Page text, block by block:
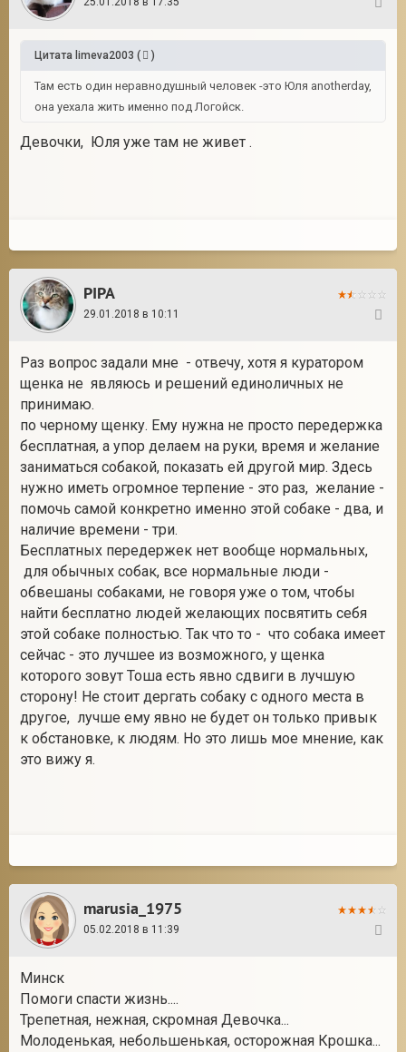
Цитата limeva2003 ( )
Там есть один неравнодушный человек -это Юля anotherday,
она уехала жить именно под Логойск.
Девочки, Юля уже там не живет .
PIPA
29.01.2018 в 10:11
Раз вопрос задали мне - отвечу, хотя я куратором
щенка не являюсь и решений единоличных не
принимаю.
по черному щенку. Ему нужна не просто передержка
бесплатная, а упор делаем на руки, время и желание
заниматься собакой, показать ей другой мир. Здесь
нужно иметь огромное терпение - это раз, желание -
помочь самой конкретно именно этой собаке - два, и
наличие времени - три.
Бесплатных передержек нет вообще нормальных,
для обычных собак, все нормальные люди -
обвешаны собаками, не говоря уже о том, чтобы
найти бесплатно людей желающих посвятить себя
этой собаке полностью. Так что то - что собака имеет
сейчас - это лучшее из возможного, у щенка
которого зовут Тоша есть явно сдвиги в лучшую
сторону! Не стоит дергать собаку с одного места в
другое, лучше ему явно не будет он только привык
к обстановке, к людям. Но это лишь мое мнение, как
это вижу я.
marusia_1975
05.02.2018 в 11:39
Минск
Помоги спасти жизнь....
Трепетная, нежная, скромная Девочка...
Молоденькая, небольшенькая, осторожная Крошка...